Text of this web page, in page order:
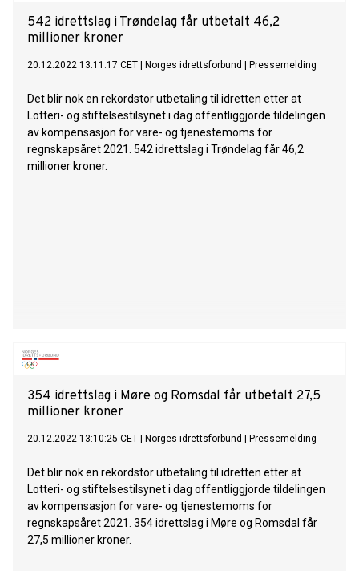
542 idrettslag i Trøndelag får utbetalt 46,2
millioner kroner
20.12.2022 13:11:17 CET Norges idrettsforbund Pressemelding
Det blir nok en rekordstor utbetaling til idretten etter at
Lotteri- og stiftelsestilsynet i dag offentliggjorde tildelingen
av kompensasjon for vare- og tjenestemoms for
regnskapsåret 2021. 542 idrettslag i Trøndelag får 46,2
millioner kroner.
354 idrettslag i Møre og Romsdal får utbetalt 27,5
millioner kroner
20.12.2022 13:10:25 CET Norges idrettsforbund Pressemelding
Det blir nok en rekordstor utbetaling til idretten etter at
Lotteri- og stiftelsestilsynet i dag offentliggjorde tildelingen
av kompensasjon for vare- og tjenestemoms for
regnskapsåret 2021. 354 idrettslag i Møre og Romsdal får
27,5 millioner kroner.